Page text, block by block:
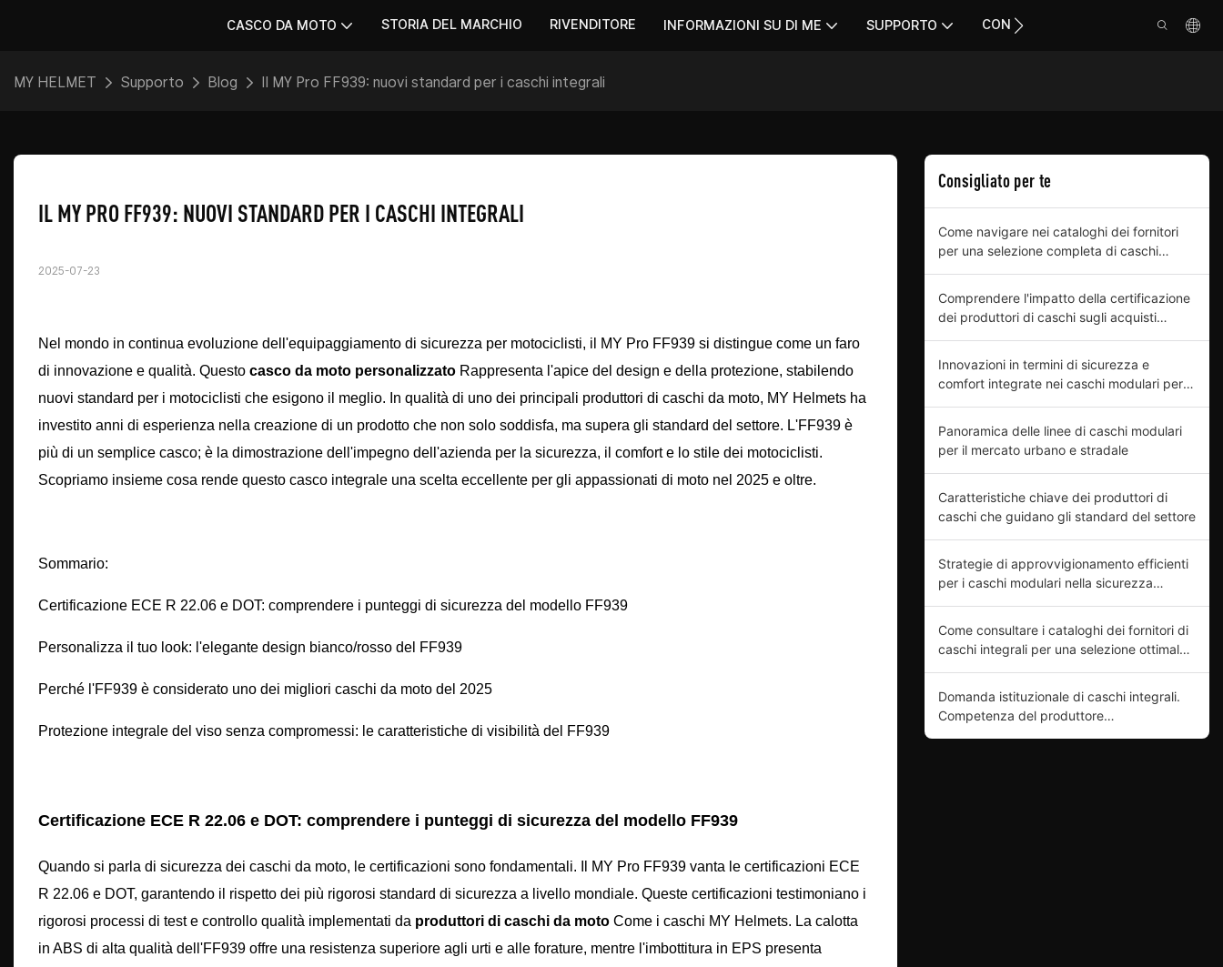
CASCO DA MOTO STORIA DEL MARCHIO RIVENDITORE INFORMAZIONI SU DI ME SUPPORTO CONTATTO
MY HELMET Supporto Blog Il MY Pro FF939: nuovi standard per i caschi integrali
IL MY PRO FF939: NUOVI STANDARD PER I CASCHI INTEGRALI
2025-07-23
Nel mondo in continua evoluzione dell'equipaggiamento di sicurezza per motociclisti, il MY Pro FF939 si distingue come un faro
di innovazione e qualità. Questo casco da moto personalizzatoRappresenta l'apice del design e della protezione, stabilendo
nuovi standard per i motociclisti che esigono il meglio. In qualità di uno dei principali produttori di caschi da moto, MY Helmets ha
investito anni di esperienza nella creazione di un prodotto che non solo soddisfa, ma supera gli standard del settore. L'FF939 è
più di un semplice casco; è la dimostrazione dell'impegno dell'azienda per la sicurezza, il comfort e lo stile dei motociclisti.
Scopriamo insieme cosa rende questo casco integrale una scelta eccellente per gli appassionati di moto nel 2025 e oltre.
Sommario:
Certificazione ECE R 22.06 e DOT: comprendere i punteggi di sicurezza del modello FF939
Personalizza il tuo look: l'elegante design bianco/rosso del FF939
Perché l'FF939 è considerato uno dei migliori caschi da moto del 2025
Protezione integrale del viso senza compromessi: le caratteristiche di visibilità del FF939
Certificazione ECE R 22.06 e DOT: comprendere i punteggi di sicurezza del modello FF939
Quando si parla di sicurezza dei caschi da moto, le certificazioni sono fondamentali. Il MY Pro FF939 vanta le certificazioni ECE
R 22.06 e DOT, garantendo il rispetto dei più rigorosi standard di sicurezza a livello mondiale. Queste certificazioni testimoniano i
rigorosi processi di test e controllo qualità implementati da produttori di caschi da motoCome i caschi MY Helmets. La calotta
in ABS di alta qualità dell'FF939 offre una resistenza superiore agli urti e alle forature, mentre l'imbottitura in EPS presenta
Consigliato per te
Come navigare nei cataloghi dei fornitori
per una selezione completa di caschi
Comprendere l'impatto della certificazione
dei produttori di caschi sugli acquisti
Innovazioni in termini di sicurezza e
comfort integrate nei caschi modulari per
Panoramica delle linee di caschi modulari
per il mercato urbano e stradale
Caratteristiche chiave dei produttori di
caschi che guidano gli standard del settore
Strategie di approvvigionamento efficienti
per i caschi modulari nella sicurezza
Come consultare i cataloghi dei fornitori di
caschi integrali per una selezione ottimale
Domanda istituzionale di caschi integrali.
Competenza del produttore